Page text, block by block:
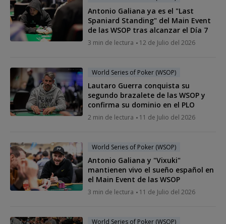
Antonio Galiana ya es el "Last
Spaniard Standing" del Main Event
de las WSOP tras alcanzar el Día 7
3 min de lectura 12 de Julio del 2026
World Series of Poker (WSOP)
Lautaro Guerra conquista su
segundo brazalete de las WSOP y
confirma su dominio en el PLO
2 min de lectura 11 de Julio del 2026
World Series of Poker (WSOP)
Antonio Galiana y "Vixuki"
mantienen vivo el sueño español en
el Main Event de las WSOP
3 min de lectura 11 de Julio del 2026
World Series of Poker (WSOP)